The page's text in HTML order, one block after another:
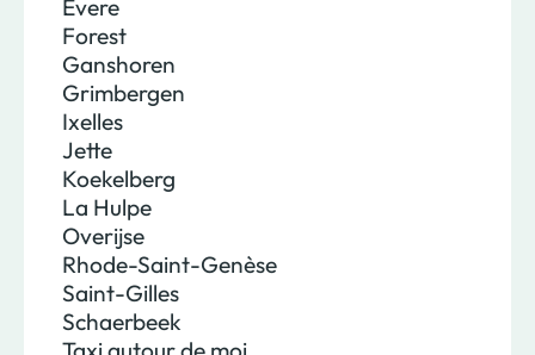
Evere
Forest
Ganshoren
Grimbergen
Ixelles
Jette
Koekelberg
La Hulpe
Overijse
Rhode-Saint-Genèse
Saint-Gilles
Schaerbeek